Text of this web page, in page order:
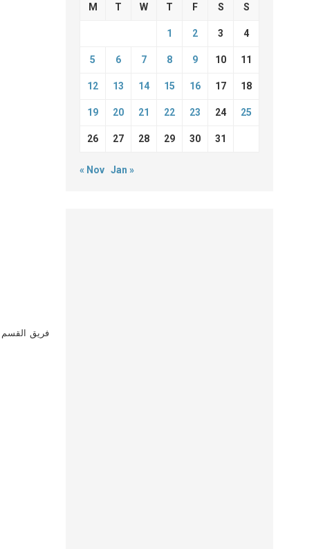
فريق القسم
M T W T F S S
1 2 3 4
5 6 7 8 9 10 11
12 13 14 15 16 17 18
19 20 21 22 23 24 25
26 27 28 29 30 31
« Nov Jan »